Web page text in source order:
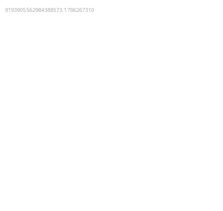
9193905562984388573:1786267310